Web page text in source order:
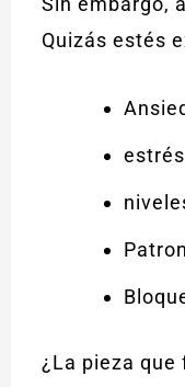
Quizás estés
¿La pieza